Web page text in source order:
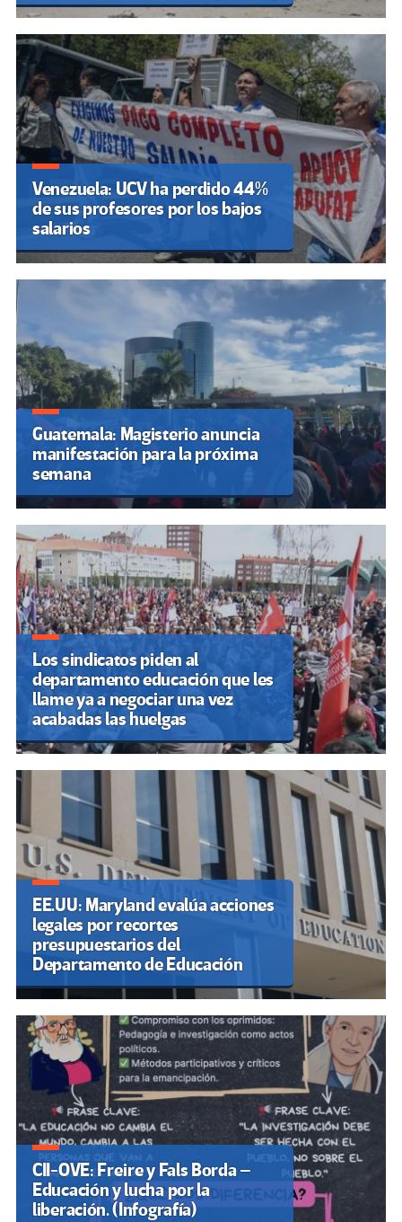
Venezuela: UCV ha perdido 44%
de sus profesores por los bajos
salarios
Guatemala: Magisterio anuncia
manifestación para la próxima
semana
Los sindicatos piden al
departamento educación que les
llame ya a negociar una vez
acabadas las huelgas
EE.UU: Maryland evalúa acciones
legales por recortes
presupuestarios del
Departamento de Educación
CII-OVE: Freire y Fals Borda –
Educación y lucha por la
liberación. (Infografía)